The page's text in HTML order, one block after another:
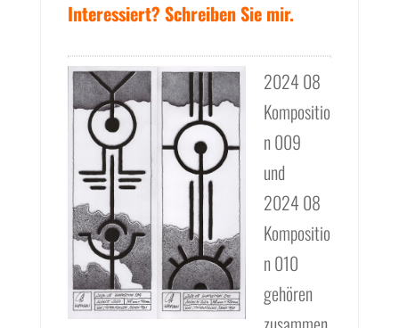
Interessiert? Schreiben Sie mir.
2024 08
Kompositio
n 009
und
2024 08
Kompositio
n 010
gehören